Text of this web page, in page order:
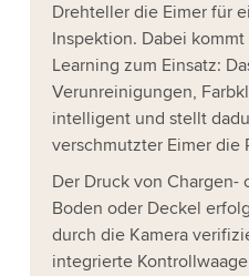
Drehteller die Eimer für
Inspektion. Dabei
Learning zum Einsatz:
Verunreinigungen,
intelligent und stellt
verschmutzter Eimer die
Der Druck von Chargen-
Boden oder Deckel
durch die Kamera
integrierte